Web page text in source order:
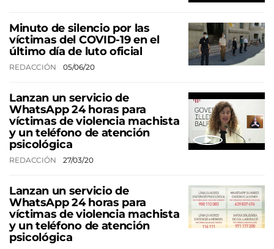
Minuto de silencio por las
víctimas del COVID-19 en el
último día de luto oficial
REDACCIÓN 05/06/20
Lanzan un servicio de
WhatsApp 24 horas para
víctimas de violencia machista
y un teléfono de atención
psicológica
REDACCIÓN 27/03/20
Lanzan un servicio de
WhatsApp 24 horas para
víctimas de violencia machista
y un teléfono de atención
psicológica